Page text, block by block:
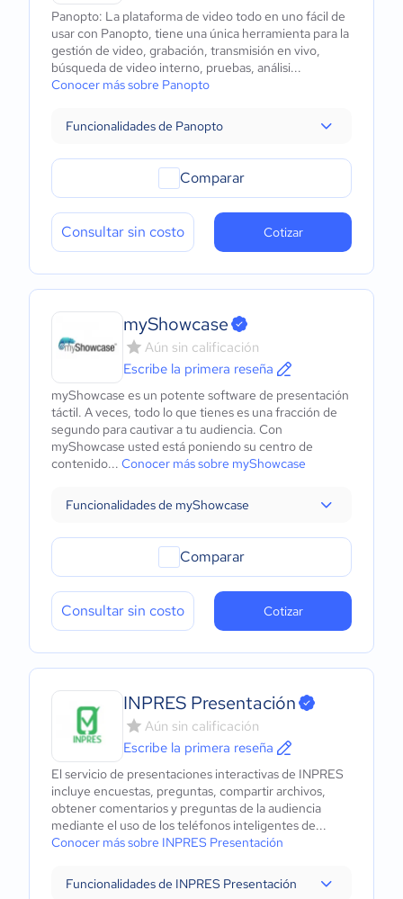
Panopto: La plataforma de video todo en uno fácil de
usar con Panopto, tiene una única herramienta para la
gestión de video, grabación, transmisión en vivo,
búsqueda de video interno, pruebas, análisi...
Conocer más sobre Panopto
Funcionalidades de Panopto
Comparar
Consultar sin costo Cotizar
myShowcase
Aún sin calificación
Escribe la primera reseña
myShowcase es un potente software de presentación
táctil. A veces, todo lo que tienes es una fracción de
segundo para cautivar a tu audiencia. Con
myShowcase usted está poniendo su centro de
contenido... Conocer más sobre myShowcase
Funcionalidades de myShowcase
Comparar
Consultar sin costo Cotizar
INPRES Presentación
Aún sin calificación
Escribe la primera reseña
El servicio de presentaciones interactivas de INPRES
incluye encuestas, preguntas, compartir archivos,
obtener comentarios y preguntas de la audiencia
mediante el uso de los teléfonos inteligentes de...
Conocer más sobre INPRES Presentación
Funcionalidades de INPRES Presentación